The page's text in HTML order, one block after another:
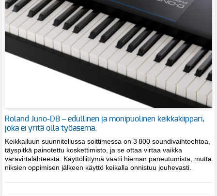
Roland Juno-D8 – edullinen ja monipuolinen keikkakiippari,
joka ei yritä olla työasema.
Keikkailuun suunnitellussa soittimessa on 3 800 soundivaihtoehtoa,
täyspitkä painotettu koskettimisto, ja se ottaa virtaa vaikka
varavirtalähteestä. Käyttöliittymä vaatii hieman paneutumista, mutta
niksien oppimisen jälkeen käyttö keikalla onnistuu jouhevasti.